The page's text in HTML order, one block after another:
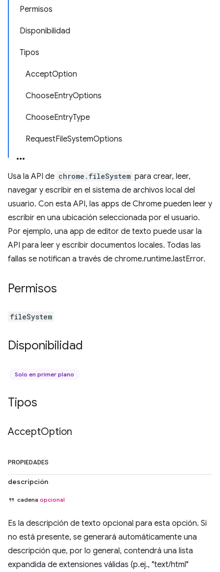
Permisos
Disponibilidad
Tipos
AcceptOption
ChooseEntryOptions
ChooseEntryType
RequestFileSystemOptions
Usa la API de chrome.fileSystem para crear, leer,
navegar y escribir en el sistema de archivos local del
usuario. Con esta API, las apps de Chrome pueden leer y
escribir en una ubicación seleccionada por el usuario.
Por ejemplo, una app de editor de texto puede usar la
API para leer y escribir documentos locales. Todas las
fallas se notifican a través de chrome.runtime.lastError.
Permisos
fileSystem
Disponibilidad
Solo en primer plano
Tipos
AcceptOption
PROPIEDADES
descripción
cadena opcional
Es la descripción de texto opcional para esta opción. Si
no está presente, se generará automáticamente una
descripción que, por lo general, contendrá una lista
expandida de extensiones válidas (p.ej., "text/html"